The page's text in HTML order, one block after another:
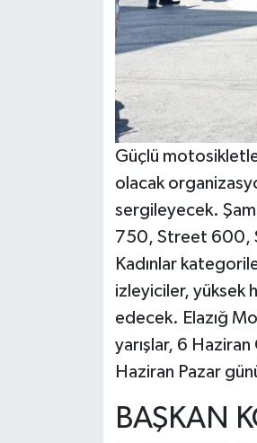
Güçlü
olacak
sergileyecek.
750, Street 600,
Kadınlar
izleyiciler, yüksek
edecek. Elazığ
yarışlar, 6
Haziran Pazar
BAŞKAN